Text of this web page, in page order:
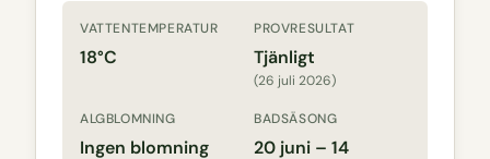
VATTENTEMPERATUR
18°C
PROVRESULTAT
Tjänligt
(26 juli 2026)
ALGBLOMNING
Ingen blomning
BADSÄSONG
20 juni – 14